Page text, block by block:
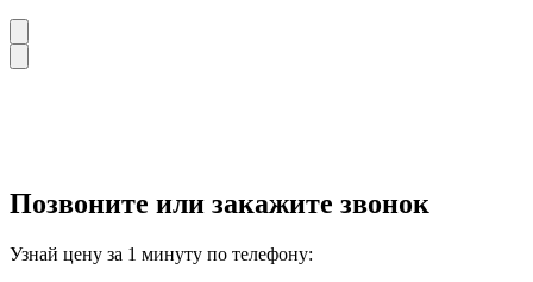
Позвоните или закажите звонок
Узнай цену за 1 минуту по телефону: